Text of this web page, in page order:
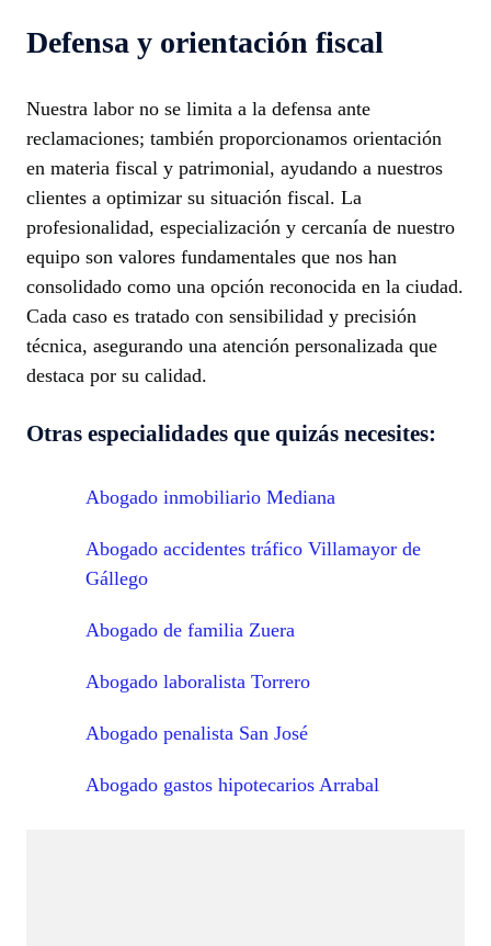
Defensa y orientación fiscal
Nuestra labor no se limita a la defensa ante
reclamaciones; también proporcionamos orientación
en materia fiscal y patrimonial, ayudando a nuestros
clientes a optimizar su situación fiscal. La
profesionalidad, especialización y cercanía de nuestro
equipo son valores fundamentales que nos han
consolidado como una opción reconocida en la ciudad.
Cada caso es tratado con sensibilidad y precisión
técnica, asegurando una atención personalizada que
destaca por su calidad.
Otras especialidades que quizás necesites:
Abogado inmobiliario Mediana
Abogado accidentes tráfico Villamayor de
Gállego
Abogado de familia Zuera
Abogado laboralista Torrero
Abogado penalista San José
Abogado gastos hipotecarios Arrabal